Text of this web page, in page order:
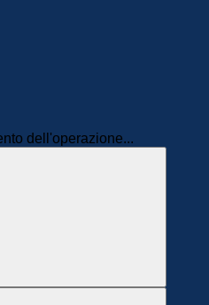
dell'operazione...